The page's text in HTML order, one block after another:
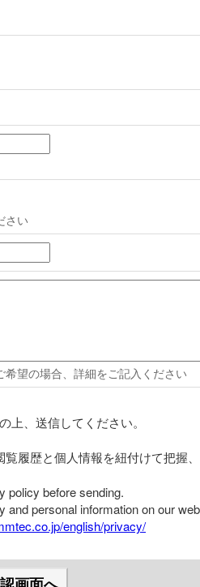
さい
望の場合、詳細をご記入ください
上、送信してください。
履歴と個人情報を紐付けて把握、
policy before sending.
personal information on our
english/privacy/